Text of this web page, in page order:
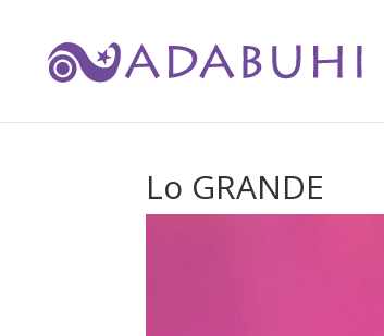
Lo GRANDE